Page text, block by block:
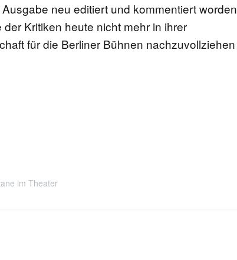
neu editiert und kommentiert worden
Kritiken heute nicht mehr in ihrer
für die Berliner Bühnen nachzuvollziehen
im Theater